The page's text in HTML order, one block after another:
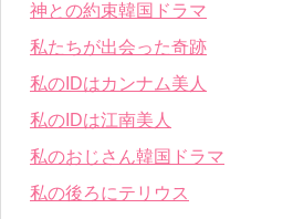
神との約束韓国ドラマ
私たちが出会った奇跡
私のIDはカンナム美人
私のIDは江南美人
私のおじさん韓国ドラマ
私の後ろにテリウス